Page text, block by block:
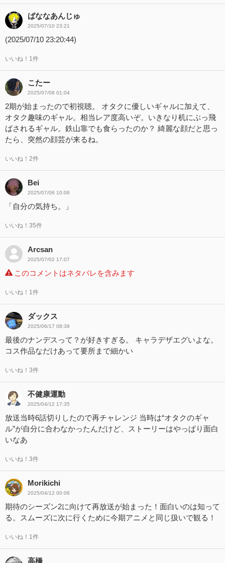
ばななあんじゅ
2025/07/10 23:21
(2025/07/10 23:20:44)
いいね！1件
こたー
2025/07/08 01:04
2期が始まったので初視聴。 オタクに優しいギャルに加えて、
オタク趣味のギャル。相当レア度高いぞ。いきなり机にぶっ飛
ばされるギャル。鉄山靠でも食らったのか？ 綺麗な顔だと思っ
たら、突然の顔芸が来るね。
いいね！2件
Bei
2025/07/06 10:06
「自分の気持ち。」
いいね！35件
Arcsan
2025/07/02 17:07
このコメントはネタバレを含みます
いいね！1件
ダックス
2025/06/17 08:39
最後のナンデスって？が好きすぎる。 キャラデザエグいよな。
コス作品なだけあって要所まで細かい
いいね！3件
不健康運動
2025/04/12 17:35
放送当時6話切りしたので再チャレンジ 当時は“オタクのギャ
ル”が自分に合わなかったんだけど、ストーリーはやっぱり面白
いなあ
いいね！3件
Morikichi
2025/04/12 00:06
期待のシーズン2に向けて再放送が始まった！面白いのは知って
る。スムーズに次に行くために今期アニメと同じ扱いで観る！
いいね！1件
高橋